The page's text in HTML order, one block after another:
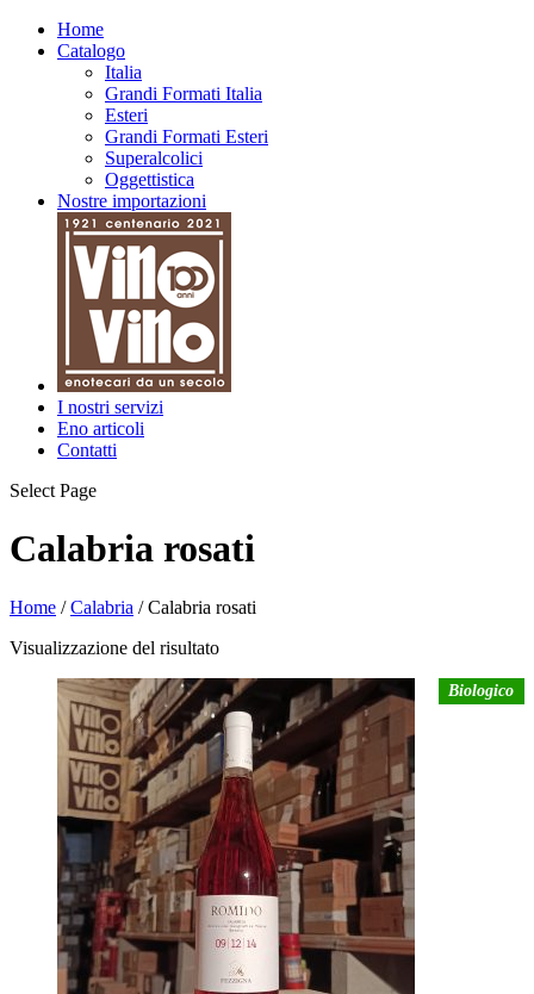
Home
Catalogo
Italia
Grandi Formati Italia
Esteri
Grandi Formati Esteri
Superalcolici
Oggettistica
Nostre importazioni
I nostri servizi
Eno articoli
Contatti
Select Page
Calabria rosati
Home /Calabria / Calabria rosati
Visualizzazione del risultato
Biologico